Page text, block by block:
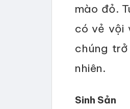
mào đỏ.
có vẻ vội
chúng
nhiên.
Sinh Sản